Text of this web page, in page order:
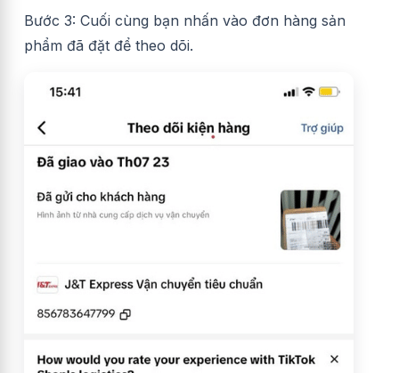
Bước 3: Cuối cùng bạn nhấn vào đơn hàng sản
phẩm đã đặt để theo dõi.